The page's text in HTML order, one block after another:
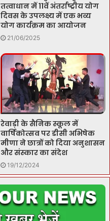
तत्वाधान में 11वें अंतर्राष्ट्रीय योग
दिवस के उपलक्ष्य में एक भव्य
योग कार्यक्रम का आयोजन
21/06/2025
रेवाड़ी के सैनिक स्कूल में
वार्षिकोत्सव पर डीसी अभिषेक
मीणा ने छात्रों को दिया अनुशासन
और संस्कार का संदेश
19/12/2024